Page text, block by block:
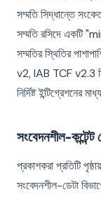
সম্মতি সিদ্ধান্তে
সম্মতি রসিদে একটি
সম্মতির স্থিতির
v2, IAB TCF v2.3
নির্দিষ্ট ইন্টিগ্রেশনের
সংবেদনশীল-কন্টেন্ট
প্রকাশকরা প্রতিটি
সংবেদনশীল-ডেটা